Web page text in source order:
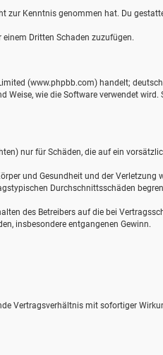
zur Kenntnis genommen hat. Du
einem Dritten Schaden zuzufügen.
(www.phpbb.com) handelt;
wie die Software verwendet wird.
nur für Schäden, die auf ein
und Gesundheit und der Verletzung
Durchschnittsschäden
des Betreibers auf die bei
insbesondere entgangenen Gewinn.
Vertragsverhältnis mit sofortiger